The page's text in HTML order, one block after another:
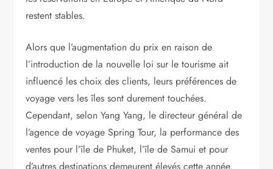
restent stables.
Alors que l’augmentation du prix en raison de
l’introduction de la nouvelle loi sur le tourisme ait
influencé les choix des clients, leurs préférences de
voyage vers les îles sont durement touchées.
Cependant, selon Yang Yang, le directeur général de
l’agence de voyage Spring Tour, la performance des
ventes pour l’île de Phuket, l’île de Samui et pour